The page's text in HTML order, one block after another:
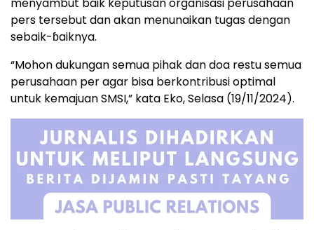
menyambut baik keputusan organisasi perusahaan
pers tersebut dan akan menunaikan tugas dengan
sebaik-ɓaiknya.
“Mohon dukungan semua pihak dan doa restu semua
perusahaan per agar bisa berkontribusi optimal
untuk kemajuan SMSI,” kata Eko, Selasa (19/11/2024).